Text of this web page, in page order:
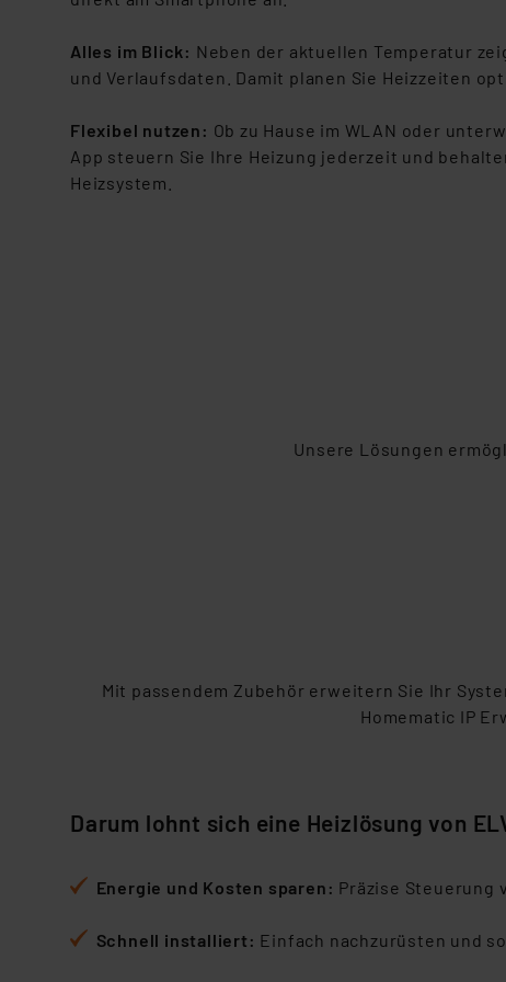
Für die USA besteht kein
Datenschutz nach EU-
Daten in
Unsere Kooperation mit
Kommission sowie einer
Daten, verbundenen Risiken.“
Alles im Blick: Neben der aktuellen Temperatur
und Verlaufsdaten. Damit planen Sie Heizzeiten
Flexibel nutzen: Ob zu Hause im WLAN oder
App steuern Sie Ihre Heizung jederzeit und
Heizsystem.
Unsere Lösungen
Mit passendem Zubehör erweitern Sie Ihr
Homematic IP
Darum lohnt sich eine Heizlösung von
Energie und Kosten sparen: Präzise Steuerung
Schnell installiert: Einfach nachzurüsten und